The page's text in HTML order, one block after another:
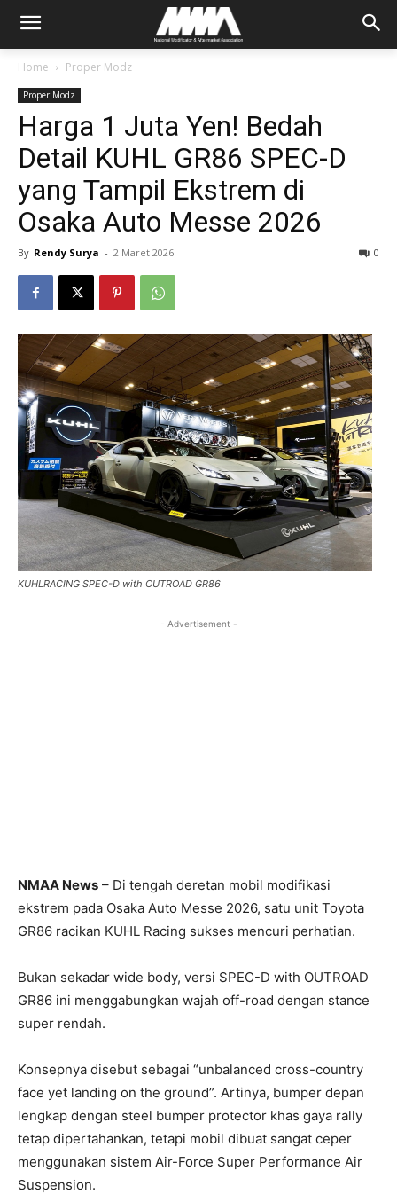
Home Proper Modz
Proper Modz
Harga 1 Juta Yen! Bedah
Detail KUHL GR86 SPEC-D
yang Tampil Ekstrem di
Osaka Auto Messe 2026
By Rendy Surya - 2 Maret 2026 0
KUHLRACING SPEC-D with OUTROAD GR86
- Advertisement -
NMAA News – Di tengah deretan mobil modifikasi
ekstrem pada Osaka Auto Messe 2026, satu unit Toyota
GR86 racikan KUHL Racing sukses mencuri perhatian.
Bukan sekadar wide body, versi SPEC-D with OUTROAD
GR86 ini menggabungkan wajah off-road dengan stance
super rendah.
Konsepnya disebut sebagai “unbalanced cross-country
face yet landing on the ground”. Artinya, bumper depan
lengkap dengan steel bumper protector khas gaya rally
tetap dipertahankan, tetapi mobil dibuat sangat ceper
menggunakan sistem Air-Force Super Performance Air
Suspension.